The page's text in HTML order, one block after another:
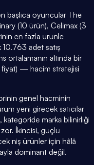
başlıca oyuncular The
(10 ürün), Celimax (3
en fazla ürünle
10.763 adet satış
ortalamanın altında bir
fiyat) — hacim stratejisi
genel hacminin
yeni girecek satıcılar
marka bilinirliği
İkincisi, güçlü
niş ürünler için hâlâ
dominant değil.